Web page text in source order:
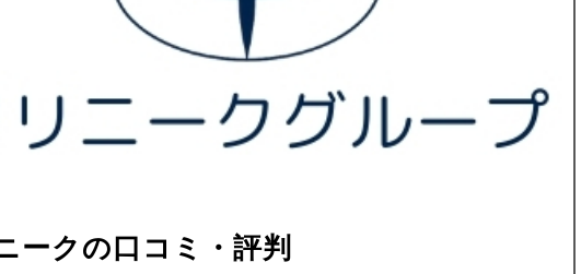
ークの口コミ・評判